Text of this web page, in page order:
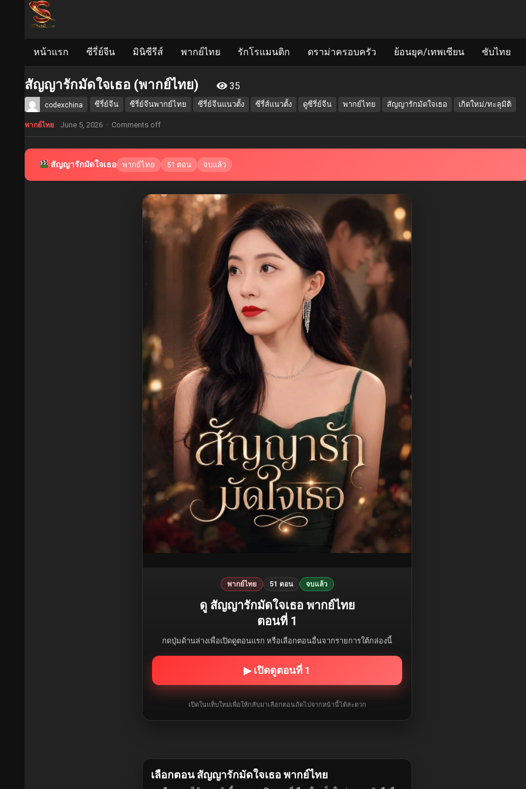
หน้าแรก ซีรี่ย์จีน มินิซีรีส์ พากย์ไทย รักโรแมนติก ดราม่าครอบครัว ย้อนยุค/เทพเซียน ซับไทย
สัญญารักมัดใจเธอ (พากย์ไทย) 35
codexchina ซีรี่ย์จีน ซีรี่ย์จีนพากย์ไทย ซีรี่ย์จีนแนวตั้ง ซีรี่ส์แนวตั้ง ดูซีรี่ย์จีน พากย์ไทย สัญญารักมัดใจเธอ เกิดใหม่/ทะลุมิติ
พากย์ไทย June 5, 2026 · Comments off
สัญญารักมัดใจเธอ พากย์ไทย 51 ตอน จบแล้ว
พากย์ไทย 51 ตอน จบแล้ว
ดู สัญญารักมัดใจเธอ พากย์ไทย
ตอนที่ 1
กดปุ่มด้านล่างเพื่อเปิดดูตอนแรก หรือเลือกตอนอื่นจากรายการใต้กล่องนี้
▶ เปิดดูตอนที่ 1
เปิดในแท็บใหม่เพื่อให้กลับมาเลือกตอนถัดไปจากหน้านี้ได้สะดวก
เลือกตอน สัญญารักมัดใจเธอ พากย์ไทย